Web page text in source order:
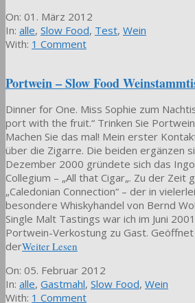
2012-
03-
01
On: 01. März 2012
In: alle, Slow Food, Test, Wein
With: 1 Comment
Portwein – Slow Food
Dinner for One. Miss Sophie zum
port with the fruit.“ Trinken Sie
Machen Sie das mal! Mein erster
über die Zigarre. Die beiden ergänzen
Dezember 2000 gründete sich das
Collegium – „All that Cigar„. Zu der Zeit
„Caledonian Connection“ – der in
besondere Whiskyhandel von Bernd
Single Malt Tastings war ich im Juni
Portwein-Verkostung zu Gast.
derWeiter Lesen
2012-
02-
05
On: 05. Februar 2012
In: alle, Gastmahl, Slow Food, Wein
With: 1 Comment